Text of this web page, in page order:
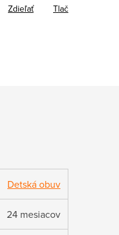
Tlač
Zdieľať
Detská obuv
24 mesiacov